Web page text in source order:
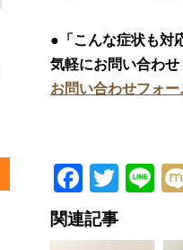
●「こんな症状も対
気軽にお問い合わせ
お問い合わせフォー
関連記事